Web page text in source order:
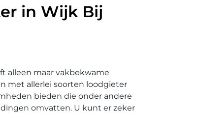
in Wijk Bij
alleen maar vakbekwame
met allerlei soorten loodgieter
bieden die onder andere
omvatten. U kunt er zeker